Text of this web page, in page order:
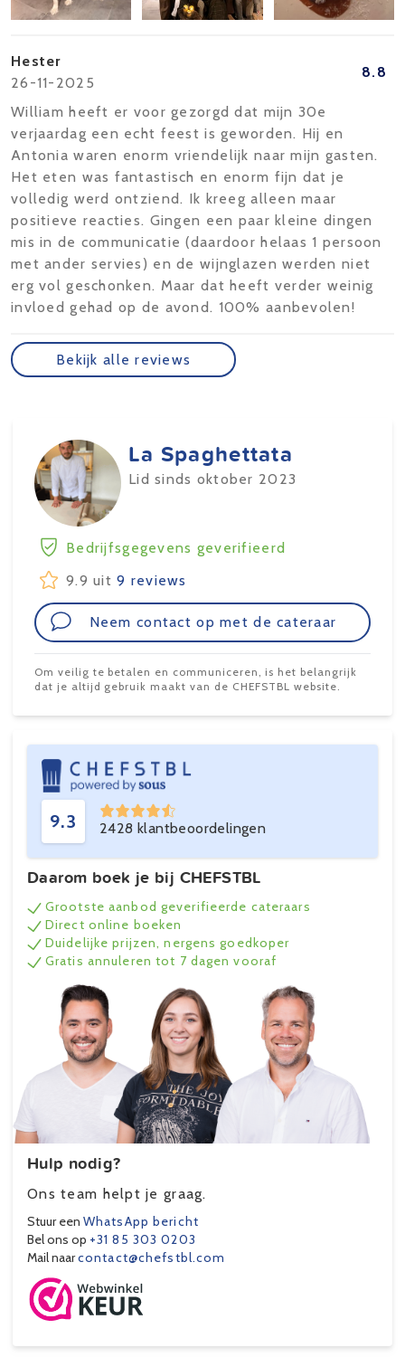
Hester
26-11-2025
8.8
William heeft er voor gezorgd dat mijn 30e
verjaardag een echt feest is geworden. Hij en
Antonia waren enorm vriendelijk naar mijn gasten.
Het eten was fantastisch en enorm fijn dat je
volledig werd ontziend. Ik kreeg alleen maar
positieve reacties. Gingen een paar kleine dingen
mis in de communicatie (daardoor helaas 1 persoon
met ander servies) en de wijnglazen werden niet
erg vol geschonken. Maar dat heeft verder weinig
invloed gehad op de avond. 100% aanbevolen!
Bekijk alle reviews
La Spaghettata
Lid sinds oktober 2023
Bedrijfsgegevens geverifieerd
9.9 uit9 reviews
Neem contact op met de cateraar
Om veilig te betalen en communiceren, is het belangrijk
dat je altijd gebruik maakt van de CHEFSTBL website.
9.3 2428 klantbeoordelingen
Daarom boek je bij CHEFSTBL
Grootste aanbod geverifieerde cateraars
Direct online boeken
Duidelijke prijzen, nergens goedkoper
Gratis annuleren tot 7 dagen vooraf
Hulp nodig?
Ons team helpt je graag.
Stuur een WhatsApp bericht
Bel ons op +31 85 303 0203
Mail naarcontact@chefstbl.com